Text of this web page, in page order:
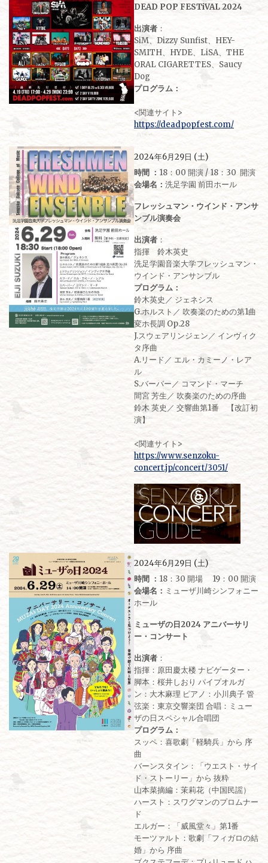
DEAD POP FESTiVAL 2024
出演者 ：
SiM、Dizzy Sunfist、HEY-
SMITH、HYDE、LiSA、THE
ORAL CIGARETTES、Saucy
Dog
プログラム：
<関連サイト>
https://deadpopfest.com/
2024年6月29日 (土)
時間 ： 18：00 開演 / 18：30 開演
会場名： 洗足学園 前田ホール
フレッシュマン・ウインド・アンサ
ンブル演奏会
出演者 ：
指揮 鈴木英史
洗足学園音楽大学フレッシュマン・
ウインド・アンサンブル
プログラム：
鈴木英史／ ジェネシス
G.ホルスト／ 吹奏楽のための第1曲
変ホ長調 Op.28
J.スウェアリンジェン／ インヴィク
タ序曲
A.リード／ エル・カミーノ・レア
ル
S.バーバー／ コマンド・マーチ
間宮 芳生／ 吹奏楽のための序曲
鈴木 英史／ 交響曲第1番 【改訂初
演】
<関連サイト>
https://www.senzoku-
concert.jp/concert/3051/
2024年6月29日 (土)
時間 ： 18：30 開場 19：00 開演
会場名： ミューザ川崎シンフォニー
ホール
ミューザの日2024 アニバーサリ
ー・コンサート
出演者 ：
指揮：原田慶太楼 ナビゲーター・
脚本：桜井しおり パイプオルガ
ン：大木麻理 ピアノ：小川典子 管
弦楽：東京交響楽団 合唱：ミュー
ザの日スペシャル合唱団
プログラム：
スッペ：喜歌劇「軽騎兵」から 序
曲
バーンスタイン：「ウエスト・サイ
ド・ストーリー」から 抜粋
山本菜摘編：茉莉花（中国民謡）
ハースト：スワグマンのプロムナー
ド
エルガー：「威風堂々」第1番
モーツァルト：歌劇「フィガロの結
婚」から 序曲